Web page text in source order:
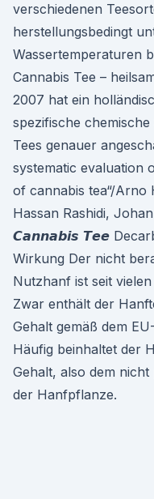
verschiedenen
herstellungsbedingt
Wassertemperaturen
Cannabis Tee –
2007 hat ein
spezifische
Tees genauer
systematic evaluation
of cannabis tea“/Arno
Hassan Rashidi,
𝘾𝙖𝙣𝙣𝙖𝙗𝙞𝙨 𝙏𝙚𝙚
Wirkung Der nicht
Nutzhanf ist seit
Zwar enthält der
Gehalt gemäß dem
Häufig beinhaltet der
Gehalt, also dem
der Hanfpflanze.